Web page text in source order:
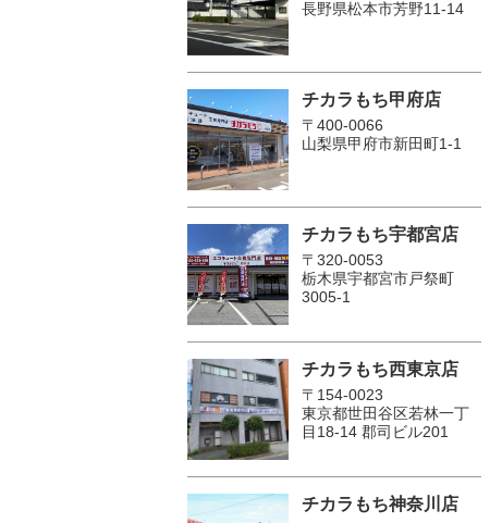
長野県松本市芳野11-14
チカラもち甲府店
〒400-0066
山梨県甲府市新田町1-1
チカラもち宇都宮店
〒320-0053
栃木県宇都宮市戸祭町
3005-1
チカラもち西東京店
〒154-0023
東京都世田谷区若林一丁
目18-14 郡司ビル201
チカラもち神奈川店